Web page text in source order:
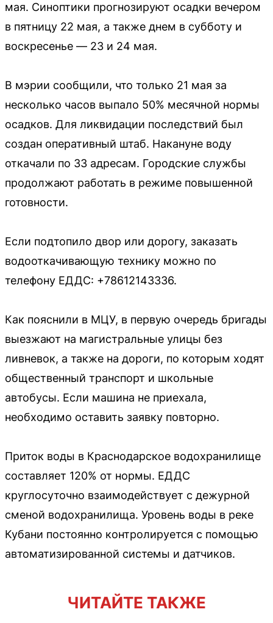
мая. Синоптики прогнозируют осадки вечером
в пятницу 22 мая, а также днем в субботу и
воскресенье — 23 и 24 мая.
В мэрии сообщили, что только 21 мая за
несколько часов выпало 50% месячной нормы
осадков. Для ликвидации последствий был
создан оперативный штаб. Накануне воду
откачали по 33 адресам. Городские службы
продолжают работать в режиме повышенной
готовности.
Если подтопило двор или дорогу, заказать
водооткачивающую технику можно по
телефону ЕДДС: +78612143336.
Как пояснили в МЦУ, в первую очередь бригады
выезжают на магистральные улицы без
ливневок, а также на дороги, по которым ходят
общественный транспорт и школьные
автобусы. Если машина не приехала,
необходимо оставить заявку повторно.
Приток воды в Краснодарское водохранилище
составляет 120% от нормы. ЕДДС
круглосуточно взаимодействует с дежурной
сменой водохранилища. Уровень воды в реке
Кубани постоянно контролируется с помощью
автоматизированной системы и датчиков.
ЧИТАЙТЕ ТАКЖЕ